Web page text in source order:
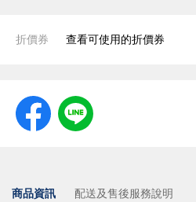
折價券 查看可使用的折價券
商品資訊 配送及售後服務說明